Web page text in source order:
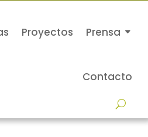
Proyectos Prensa
Contacto